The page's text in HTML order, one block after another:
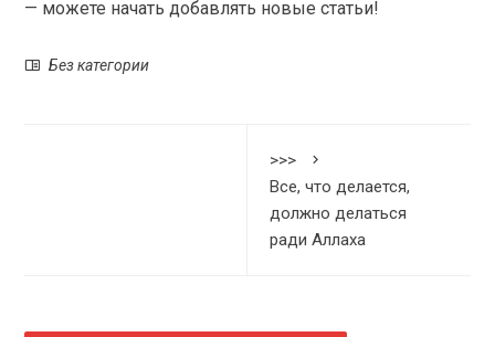
— можете начать добавлять новые статьи!
Без категории
>>>
Все, что делается,
должно делаться
ради Аллаха